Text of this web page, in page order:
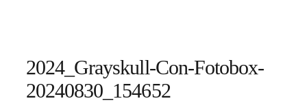
2024_Grayskull-Con-Fotobox-
20240830_154652